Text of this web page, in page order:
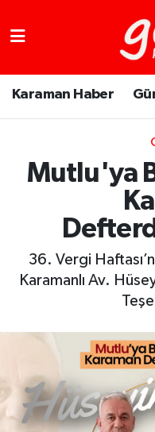
Karaman Haber
Mutlu'ya
36. Vergi
Karamanlı Av.